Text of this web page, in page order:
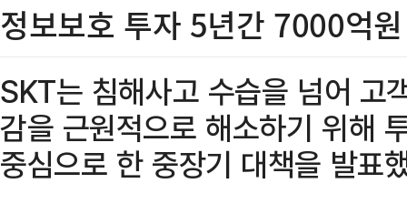
정보보호 투자 5년간 7000억원
SKT는 침해사고 수습을 넘어 고
감을 근원적으로 해소하기 위해
중심으로 한 중장기 대책을 발표